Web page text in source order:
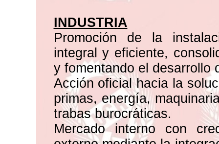
INDUSTRIA
Promoción de la
integral y eficiente,
y fomentando el desarrollo
Acción oficial hacia la
primas, energía,
trabas burocráticas.
Mercado interno con